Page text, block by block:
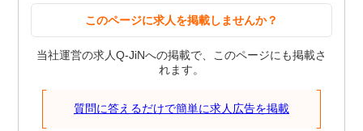
このページに求人を掲載しませんか？
当社運営の求人Q-JiNへの掲載で、このページにも掲載さ
れます。
質問に答えるだけで簡単に求人広告を掲載